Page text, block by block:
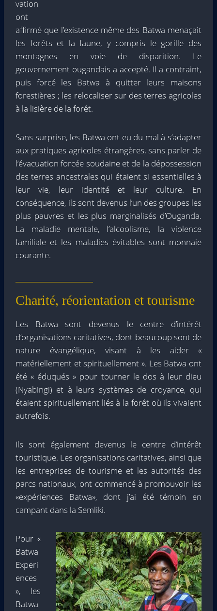
vation
ont
affirmé que l’existence même des Batwa menaçait
les forêts et la faune, y compris le gorille des
montagnes en voie de disparition. Le
gouvernement ougandais a accepté. Il a contraint,
puis forcé les Batwa à quitter leurs maisons
forestières ; les relocaliser sur des terres agricoles
à la lisière de la forêt.
Sans surprise, les Batwa ont eu du mal à s’adapter
aux pratiques agricoles étrangères, sans parler de
l’évacuation forcée soudaine et de la dépossession
des terres ancestrales qui étaient si essentielles à
leur vie, leur identité et leur culture. En
conséquence, ils sont devenus l’un des groupes les
plus pauvres et les plus marginalisés d’Ouganda.
La maladie mentale, l’alcoolisme, la violence
familiale et les maladies évitables sont monnaie
courante.
Charité, réorientation et tourisme
Les Batwa sont devenus le centre d’intérêt
d’organisations caritatives, dont beaucoup sont de
nature évangélique, visant à les aider «
matériellement et spirituellement ». Les Batwa ont
été « éduqués » pour tourner le dos à leur dieu
(Nyabingi) et à leurs systèmes de croyance, qui
étaient spirituellement liés à la forêt où ils vivaient
autrefois.
Ils sont également devenus le centre d’intérêt
touristique. Les organisations caritatives, ainsi que
les entreprises de tourisme et les autorités des
parcs nationaux, ont commencé à promouvoir les
«expériences Batwa», dont j’ai été témoin en
campant dans la Semliki.
Pour «
Batwa
Experi
ences
», les
Batwa